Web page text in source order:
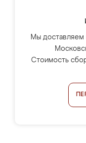
Мы
Стоимость